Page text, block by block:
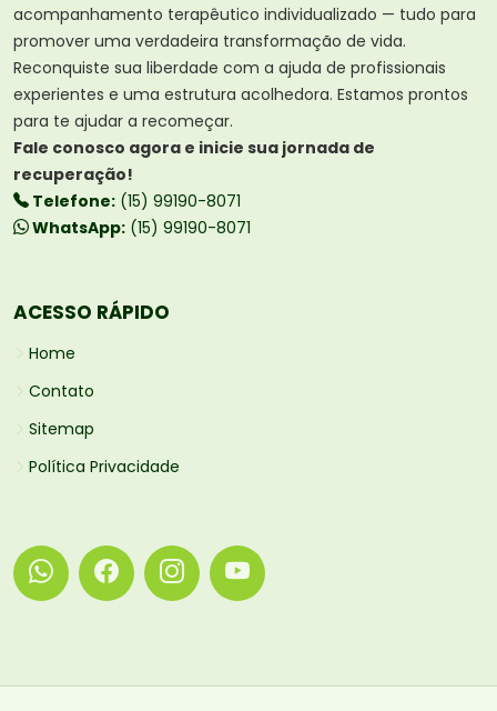
acompanhamento terapêutico individualizado — tudo para
promover uma verdadeira transformação de vida.
Reconquiste sua liberdade com a ajuda de profissionais
experientes e uma estrutura acolhedora. Estamos prontos
para te ajudar a recomeçar.
Fale conosco agora e inicie sua jornada de
recuperação!
Telefone: (15) 99190-8071
WhatsApp: (15) 99190-8071
ACESSO RÁPIDO
Home
Contato
Sitemap
Política Privacidade